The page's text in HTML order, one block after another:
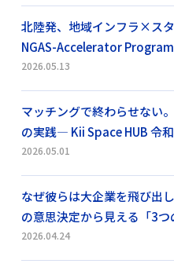
北陸発、地域インフラ×ス
NGAS-Accelerator
2026.05.13
マッチングで終わらせない
の実践― Kii Space HUB 令
2026.05.01
なぜ彼らは大企業を飛び出
の意思決定から見える「3つ
2026.04.24